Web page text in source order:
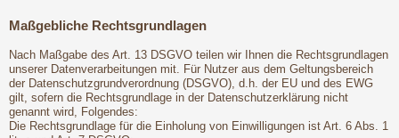
Maßgebliche Rechtsgrundlagen
Nach Maßgabe des Art. 13 DSGVO teilen wir Ihnen die Rechtsgrundlagen
unserer Datenverarbeitungen mit. Für Nutzer aus dem Geltungsbereich
der Datenschutzgrundverordnung (DSGVO), d.h. der EU und des EWG
gilt, sofern die Rechtsgrundlage in der Datenschutzerklärung nicht
genannt wird, Folgendes:
Die Rechtsgrundlage für die Einholung von Einwilligungen ist Art. 6 Abs. 1